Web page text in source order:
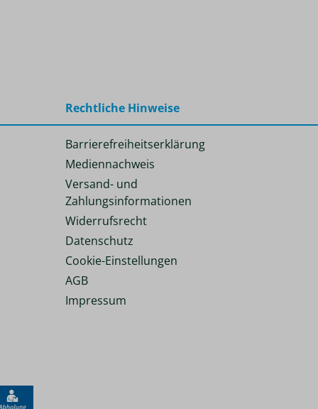
Rechtliche Hinweise
Barrierefreiheitserklärung
Mediennachweis
Versand- und
Zahlungsinformationen
Widerrufsrecht
Datenschutz
Cookie-Einstellungen
AGB
Impressum